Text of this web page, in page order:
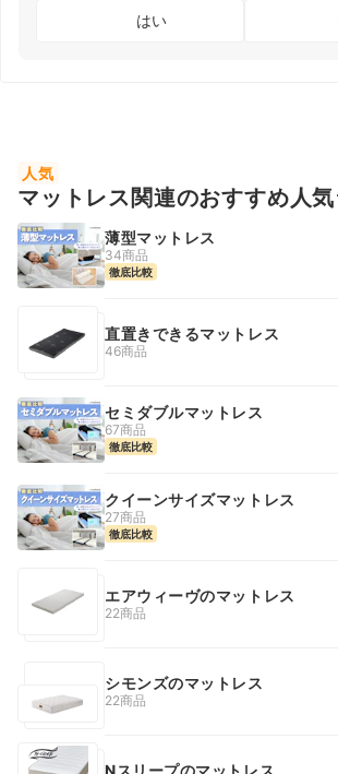
はい
人気
マットレス関連のおすすめ人
薄型マットレス
34商品
徹底比較
直置きできるマットレス
46商品
セミダブルマットレス
67商品
徹底比較
クイーンサイズマットレス
27商品
徹底比較
エアウィーヴのマットレス
22商品
シモンズのマットレス
22商品
Nスリープのマットレス